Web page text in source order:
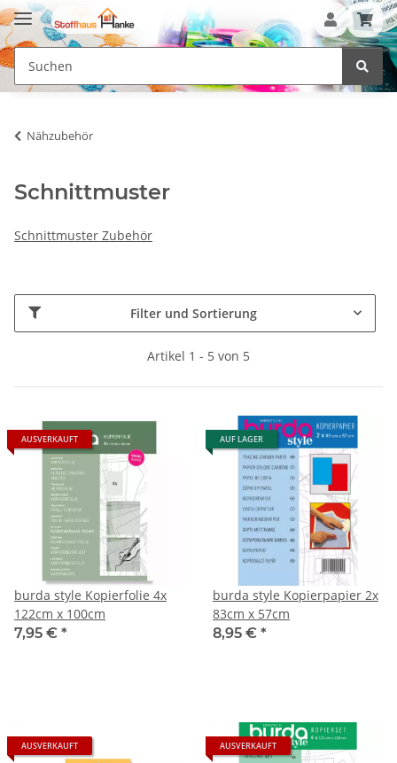
Nähzubehör
Schnittmuster
Schnittmuster Zubehör
Filter und Sortierung
Artikel 1 - 5 von 5
AUSVERKAUFT
burda style Kopierfolie 4x
122cm x 100cm
7,95 € *
AUF LAGER
burda style Kopierpapier 2x
83cm x 57cm
8,95 € *
AUSVERKAUFT AUSVERKAUFT